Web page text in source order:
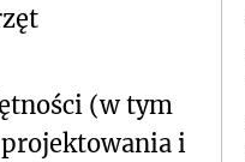
(w tym
i